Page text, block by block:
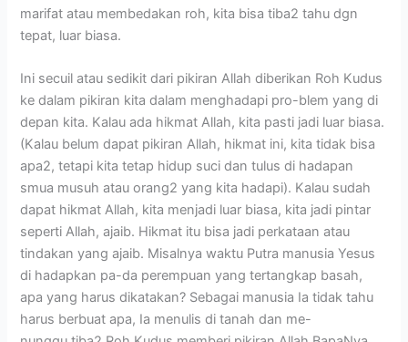
marifat atau membedakan roh, kita bisa tiba2 tahu dgn
tepat, luar biasa.
Ini secuil atau sedikit dari pikiran Allah diberikan Roh Kudus
ke dalam pikiran kita dalam menghadapi pro-blem yang di
depan kita. Kalau ada hikmat Allah, kita pasti jadi luar biasa.
(Kalau belum dapat pikiran Allah, hikmat ini, kita tidak bisa
apa2, tetapi kita tetap hidup suci dan tulus di hadapan
smua musuh atau orang2 yang kita hadapi). Kalau sudah
dapat hikmat Allah, kita menjadi luar biasa, kita jadi pintar
seperti Allah, ajaib. Hikmat itu bisa jadi perkataan atau
tindakan yang ajaib. Misalnya waktu Putra manusia Yesus
di hadapkan pa-da perempuan yang tertangkap basah,
apa yang harus dikatakan? Sebagai manusia Ia tidak tahu
harus berbuat apa, Ia menulis di tanah dan me-